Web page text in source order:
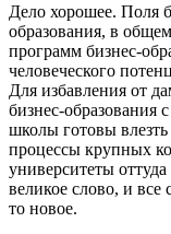
Дело хорошее. Поля
образования, в
программ бизнес-
человеческого
Для избавления от
бизнес-образования
школы готовы
процессы крупных
университеты
великое слово, и все
то новое.